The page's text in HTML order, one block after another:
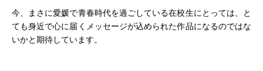
今、まさに愛媛で青春時代を過ごしている在校生にとっては、と
ても身近で心に届くメッセージが込められた作品になるのではな
いかと期待しています。